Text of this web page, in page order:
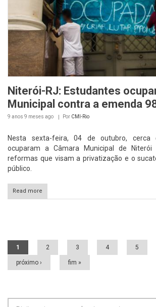
Niterói-RJ: Estudantes
Municipal contra a emenda
9 anos 9 meses ago Por CMI-Rio
Nesta sexta-feira, 04 de outubro, cerca
ocuparam a Câmara Municipal de
reformas que visam a privatização e o
público.
Read more
Páginas
1 2 3 4 5
próximo › fim »